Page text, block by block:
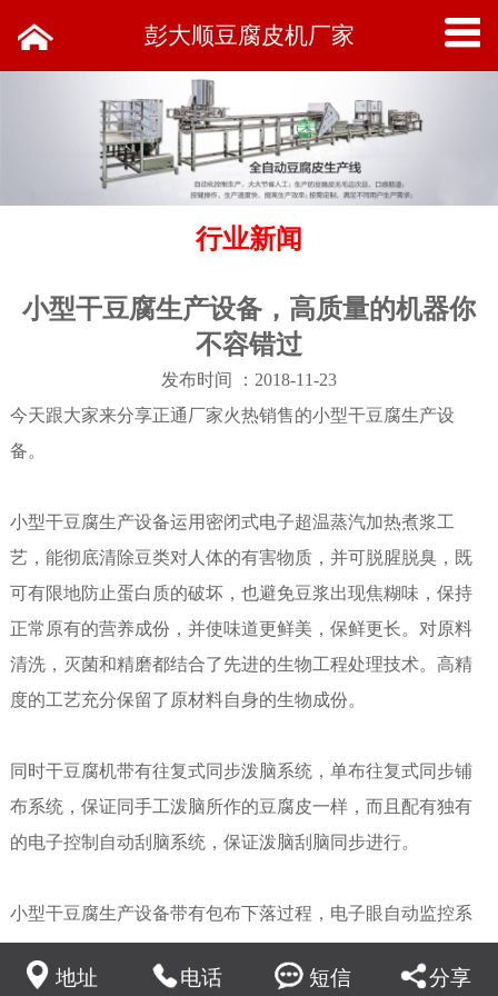
彭大顺豆腐皮机厂家
行业新闻
小型干豆腐生产设备，高质量的机器你
不容错过
发布时间 ：2018-11-23
今天跟大家来分享正通厂家火热销售的小型干豆腐生产设
备。
小型干豆腐生产设备运用密闭式电子超温蒸汽加热煮浆工
艺，能彻底清除豆类对人体的有害物质，并可脱腥脱臭，既
可有限地防止蛋白质的破坏，也避免豆浆出现焦糊味，保持
正常原有的营养成份，并使味道更鲜美，保鲜更长。对原料
清洗，灭菌和精磨都结合了先进的生物工程处理技术。高精
度的工艺充分保留了原材料自身的生物成份。
同时干豆腐机带有往复式同步泼脑系统，单布往复式同步铺
布系统，保证同手工泼脑所作的豆腐皮一样，而且配有独有
的电子控制自动刮脑系统，保证泼脑刮脑同步进行。
小型干豆腐生产设备带有包布下落过程，电子眼自动监控系
统，自动调整泼脑后包布上下升降，可保证产品部流脑，保
持豆脑的含水性，同时完全可以保证可以制厚薄不同的豆
地址 电话 短信 分享